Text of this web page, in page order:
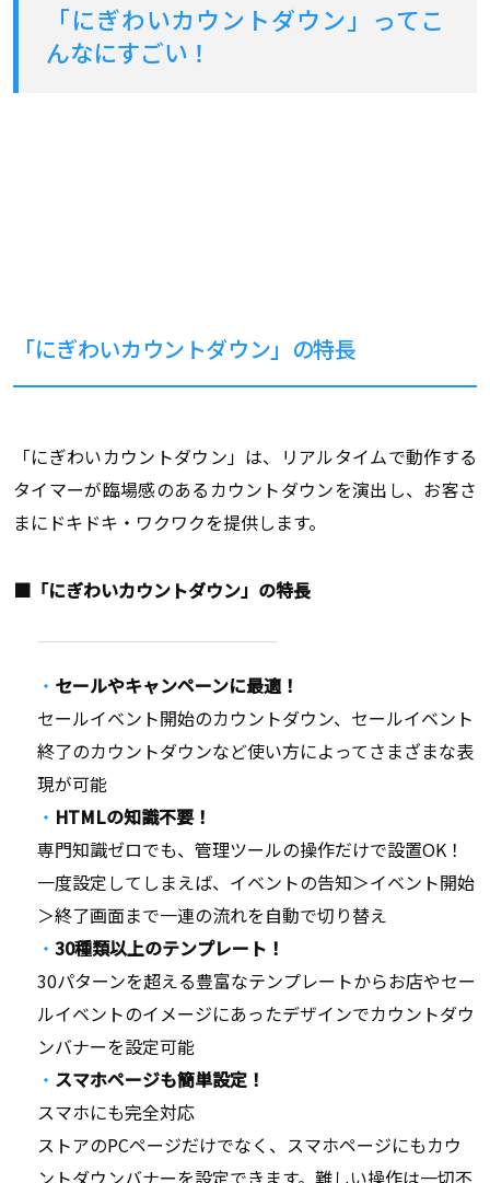
「にぎわいカウントダウン」ってこ
んなにすごい！
「にぎわいカウントダウン」の特長
「にぎわいカウントダウン」は、リアルタイムで動作する
タイマーが臨場感のあるカウントダウンを演出し、お客さ
まにドキドキ・ワクワクを提供します。
■「にぎわいカウントダウン」の特長
セールやキャンペーンに最適！
セールイベント開始のカウントダウン、セールイベント
終了のカウントダウンなど使い方によってさまざまな表
現が可能
HTMLの知識不要！
専門知識ゼロでも、管理ツールの操作だけで設置OK！
一度設定してしまえば、イベントの告知＞イベント開始
＞終了画面まで一連の流れを自動で切り替え
30種類以上のテンプレート！
30パターンを超える豊富なテンプレートからお店やセー
ルイベントのイメージにあったデザインでカウントダウ
ンバナーを設定可能
スマホページも簡単設定！
スマホにも完全対応
ストアのPCページだけでなく、スマホページにもカウ
ントダウンバナーを設定できます。難しい操作は一切不